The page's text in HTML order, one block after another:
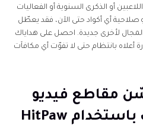
أو الذكرى السنوية أو الفعاليات
صلاحية أي أكواد حتى الآن، فقد يعطّل
لأخرى جديدة. احصل على هداياك
أعلاه بانتظام حتى لا تفوّت أي مكافآت
مقاطع فيديو
اللعب الخاصة بك باستخدام HitPaw